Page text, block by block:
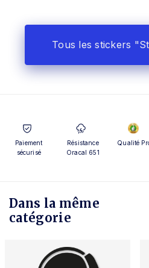
Tous les stickers
Paiement
sécurisé
Résistance
Oracal 651
Qualité
Dans la même
catégorie